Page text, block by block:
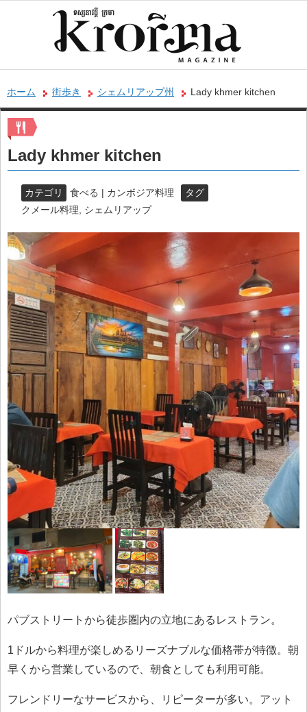
ホーム 街歩き シェムリアップ州 Lady khmer kitchen
Lady khmer kitchen
カテゴリ 食べる | カンボジア料理
タグ
クメール料理
シェムリアップ
パブストリートから徒歩圏内の立地にあるレストラン。
1ドルから料理が楽しめるリーズナブルな価格帯が特徴。朝
早くから営業しているので、朝食としても利用可能。
フレンドリーなサービスから、リピーターが多い。アット